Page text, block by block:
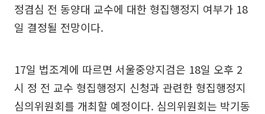
정겸심 전 동양대 교수에 대한 형집행정지 여부가 18
일 결정될 전망이다.
17일 법조계에 따르면 서울중앙지검은 18일 오후 2
시 정 전 교수 형집행정지 신청과 관련한 형집행정지
심의위원회를 개최할 예정이다. 심의위원회는 박기동